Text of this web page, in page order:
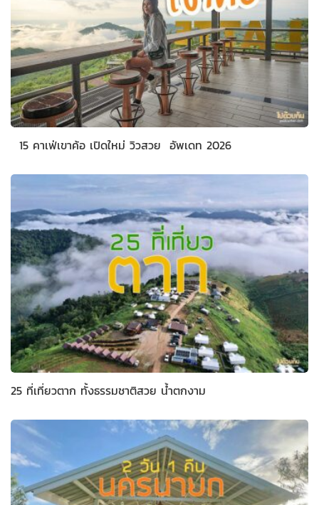
15 คาเฟ่เขาค้อ เปิดใหม่ วิวสวย อัพเดท 2026
25 ที่เที่ยวตาก ทั้งธรรมชาติสวย น้ำตกงาม